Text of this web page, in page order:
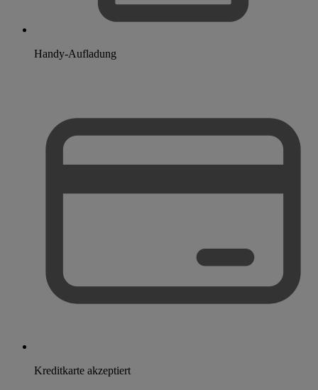
Handy-Aufladung
Kreditkarte akzeptiert